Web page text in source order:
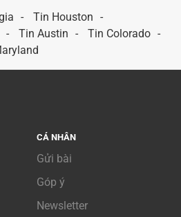
Tin Houston
Tin Austin
Tin Colorado
CÁ NHÂN
Gửi bài
Góp ý
Newsletter